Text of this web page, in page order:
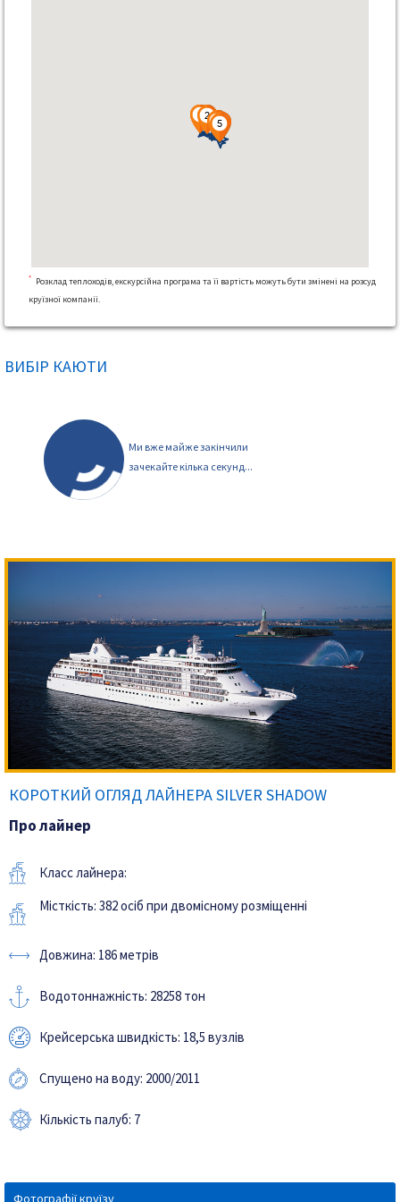
*
Розклад теплоходів, екскурсійна програма та її вартість можуть бути змінені на розсуд
круїзної компанії.
ВИБІР КАЮТИ
Ми вже майже закінчили
зачекайте кілька секунд...
КОРОТКИЙ ОГЛЯД ЛАЙНЕРА SILVER SHADOW
Про лайнер
Класс лайнера:
Місткість: 382 осіб при двомісному розміщенні
Довжина: 186 метрів
Водотоннажність: 28258 тон
Крейсерська швидкість: 18,5 вузлів
Спущено на воду: 2000/2011
Кількість палуб: 7
Фотографії круїзу